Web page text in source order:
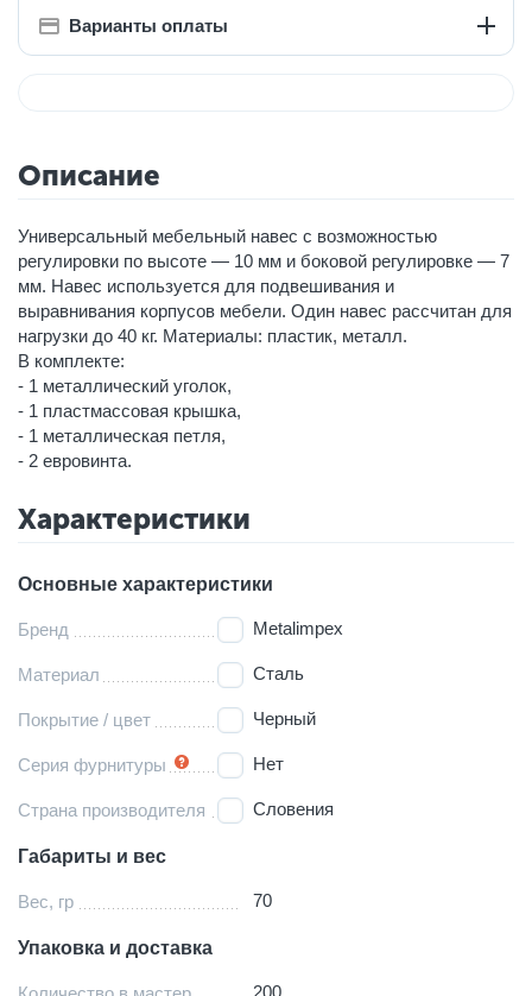
Варианты оплаты
Описание
Универсальный мебельный навес с возможностью
регулировки по высоте — 10 мм и боковой регулировке — 7
мм. Навес используется для подвешивания и
выравнивания корпусов мебели. Один навес рассчитан для
нагрузки до 40 кг. Материалы: пластик, металл.
В комплекте:
- 1 металлический уголок,
- 1 пластмассовая крышка,
- 1 металлическая петля,
- 2 евровинта.
Характеристики
Основные характеристики
Бренд Metalimpex
Материал Сталь
Покрытие / цвет Черный
Серия фурнитуры Нет
Страна производителя Словения
Габариты и вес
Вес, гр 70
Упаковка и доставка
200